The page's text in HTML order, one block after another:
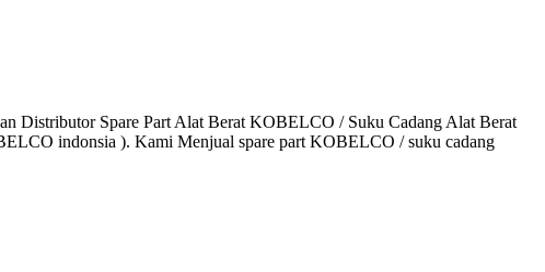
Distributor Spare Part Alat Berat KOBELCO / Suku Cadang Alat Berat
indonsia ). Kami Menjual spare part KOBELCO / suku cadang